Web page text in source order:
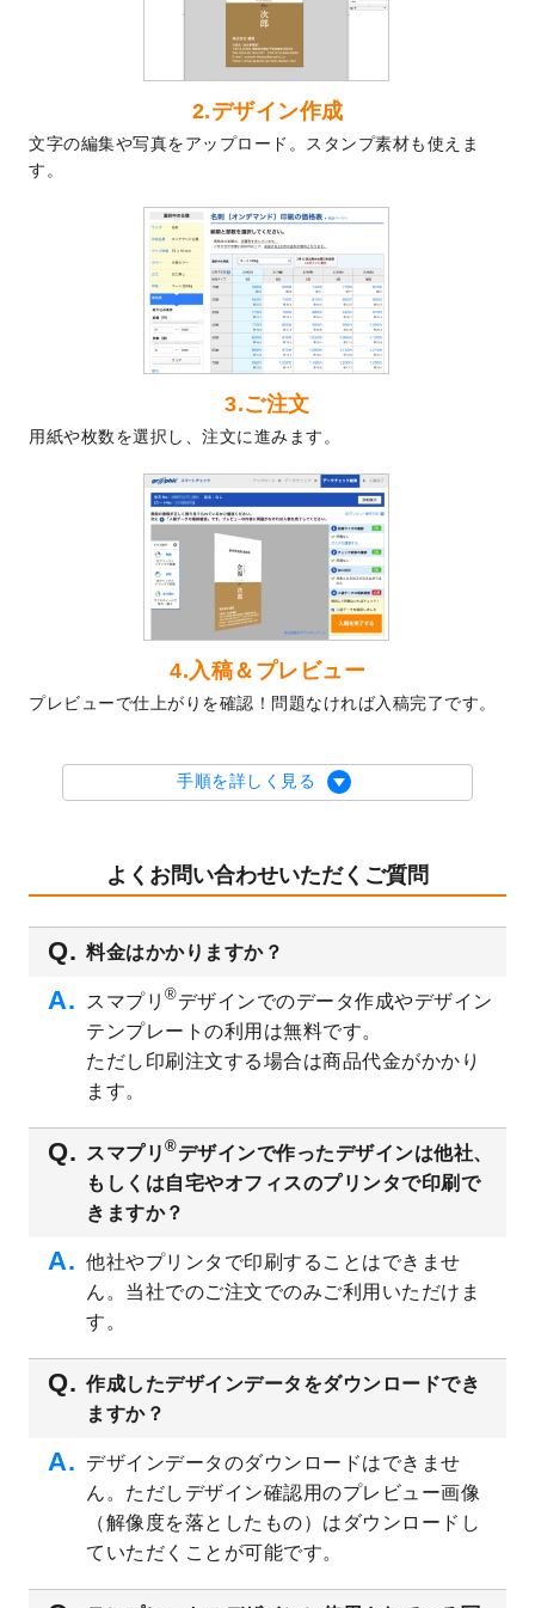
した。
暑中見舞いのデザインテンプレート
しました。
メッセージカードのデザインテンプレート
を追加しました。
2024/6/14
エコノミータイプののぼりが作成できるよ
うになりました！
【新商品】のぼり
が作成できるようになり
ました！
DMのデザインテンプレートを追加しまし
た。
【新商品】ステッカー
なりました！
2024年版4月始まりのカレンダーデザイン
テンプレートを公開いたしました。
2024年辰年の年賀ポスターデザインテンプ
レート
を公開いたしました。
箔押し年賀状のデザインテンプレート
開いたしました。
クリアファイル、封筒、うちわにてオリジ
ナルデザインで作成できるようになりまし
た！
を公開いたしました。
2023/9/1
2024年版1月始まりのカレンダーデザイン
オリジナルサイズ、変型サイズで作成でき
るようになりました！
2023/8/18
チケットのデザインテンプレートを追加し
ました。
2023/8/7
【新商品】チケット
が作成できるようにな
りました！
美容・エステのチラシデザインテンプレー
トを追加しました。
いたしました。
2023/6/12
うちわのデザインテンプレート
を公開いた
しました。
を公開いたしました。
2023/5/9
書類カバー（見積書表紙）のデザインテン
追加しました。
2023/4/20
2023/4/18
セミナー・講演会のチラシデザインテンプ
レートを追加しました。
2023/4/18
スポーツジム・フィットネスクラブのチラ
シデザインテンプレート
2023/3/16
シール・ラベルのデザインテンプレートを
2.デザイン作成
文字の編集や写真をアップロード。スタンプ素材も使えま
す。
3.ご注文
用紙や枚数を選択し、注文に進みます。
4.入稿＆プレビュー
プレビューで仕上がりを確認！問題なければ入稿完了です。
手順を詳しく見る
よくお問い合わせいただくご質問
料金はかかりますか？
スマプリ ®デザインでのデータ作成やデザイン
テンプレートの利用は無料です。
ただし印刷注文する場合は商品代金がかかり
ます。
スマプリ ®デザインで作ったデザインは他社、
もしくは自宅やオフィスのプリンタで印刷で
きますか？
他社やプリンタで印刷することはできませ
ん。当社でのご注文でのみご利用いただけま
す。
作成したデザインデータをダウンロードでき
ますか？
デザインデータのダウンロードはできませ
ん。ただしデザイン確認用のプレビュー画像
（解像度を落としたもの）はダウンロードし
ていただくことが可能です。